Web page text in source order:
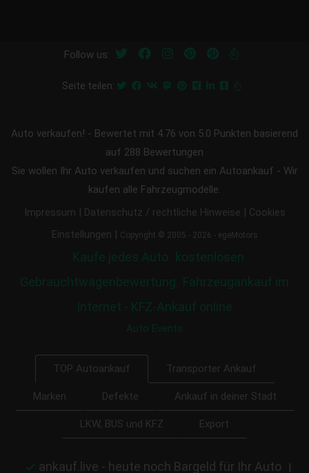
Follow us:
Seite teilen:
Auto verkaufen! - Bewertet mit 4.76 von 5.0 Punkten basierend
auf 288 Bewertungen
Sie wollen Ihr Auto verkaufen und suchen ein Autoankauf - Wir
kaufen alle Fahrzeugmodelle.
Impressum | Datenschutz / rechtliche Hinweise | Cookies
Einstellungen | Copyright © 2005 - 2026 - egeMotors
Kaufe jedes Auto kostenlosen
Gebrauchtwagenbewertung Fahrzeugankauf im
Internet - KFZ-Ankauf online
Auto Events
TOP Autoankauf Transporter Ankauf
Marken Defekte Ankauf in deiner Stadt
LKW, BUS und KFZ Export
ankauf.live - heute noch Bargeld für Ihr Auto |